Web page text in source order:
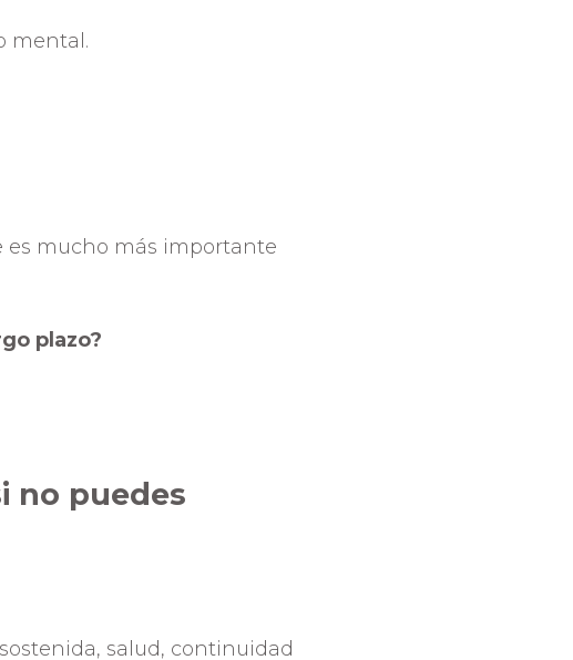
mental.
es mucho más importante
plazo?
no puedes
salud, continuidad